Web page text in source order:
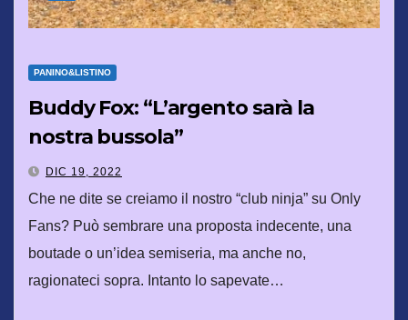
PANINO&LISTINO
Buddy Fox: “L’argento sarà la
nostra bussola”
DIC 19, 2022
Che ne dite se creiamo il nostro “club ninja” su Only
Fans? Può sembrare una proposta indecente, una
boutade o un’idea semiseria, ma anche no,
ragionateci sopra. Intanto lo sapevate…